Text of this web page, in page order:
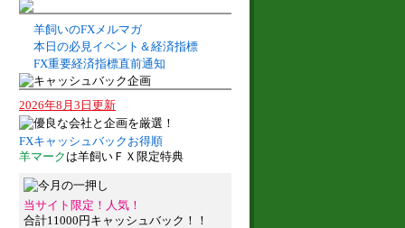
羊飼いのFXメルマガ
本日の必見イベント＆経済指標
FX重要経済指標直前通知
2026年8月3日更新
FXキャッシュバックお得順
羊マーク は羊飼いＦＸ限定特典
当サイト限定！人気！
合計11000円キャッシュバック！！